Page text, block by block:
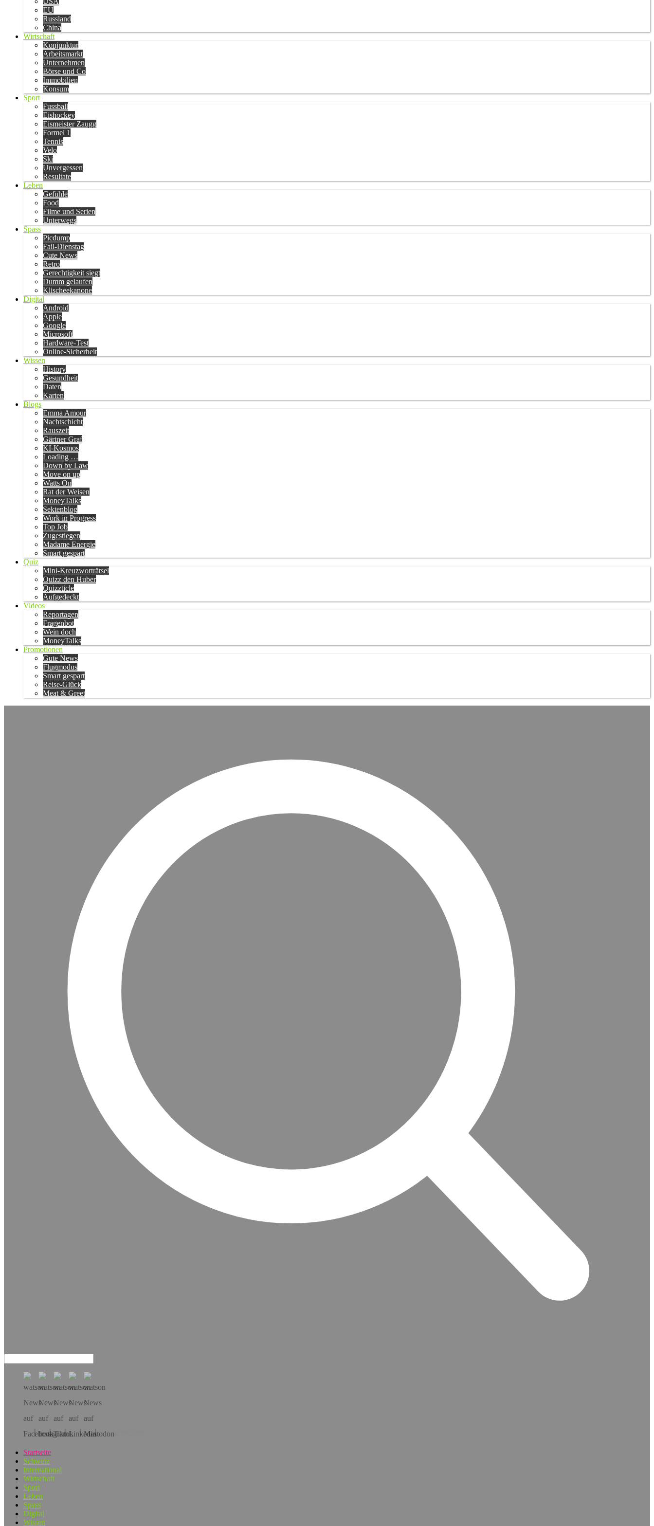
EU
Russland
China
Wirtschaft
Konjunktur
Arbeitsmarkt
Unternehmen
Börse und Co
Immobilien
Konsum
Sport
Fussball
Eishockey
Eismeister Zaugg
Formel 1
Tennis
Velo
Ski
Unvergessen
Resultate
Leben
Gefühle
Food
Filme und Serien
Unterwegs
Spass
Picdump
Fail-Dienstag
Cute News
Retro
Gerechtigkeit siegt
Dumm gelaufen
Klischeekanone
Digital
Android
Apple
Google
Microsoft
Hardware-Test
Online-Sicherheit
Wissen
History
Gesundheit
Daten
Karten
Blogs
Emma Amour
Nachtschicht
Rauszeit
Gärtner Graf
KI-Kosmos
Loading …
Down by Law
Move on up
Watts On
Rat der Weisen
MoneyTalks
Sektenblog
Work in Progress
Top Job
Zugestiegen
Madame Energie
Smart gespart
Quiz
Mini-Kreuzworträtsel
Quizz den Huber
Quizzticle
Aufgedeckt
Videos
Reportagen
Fragenbot
Wein doch
MoneyTalks
Promotionen
Gute News
Flugmodus
Smart gespart
Reise-Glück
Meat & Greet
Hol dir die App!
Startseite
Schweiz
International
Wirtschaft
Sport
Leben
Spass
Digital
Wissen